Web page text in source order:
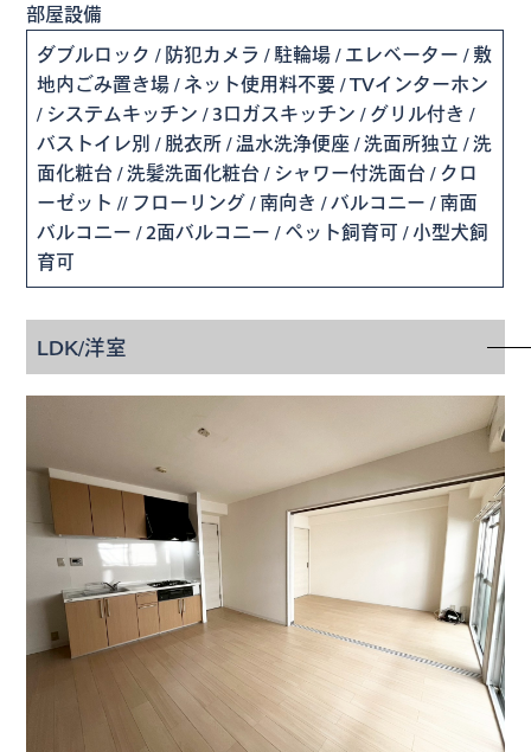
部屋設備
ダブルロック / 防犯カメラ / 駐輪場 / エレベーター / 敷
地内ごみ置き場 / ネット使用料不要 / TVインターホン
/ システムキッチン / 3口ガスキッチン / グリル付き /
バストイレ別 / 脱衣所 / 温水洗浄便座 / 洗面所独立 / 洗
面化粧台 / 洗髪洗面化粧台 / シャワー付洗面台 / クロ
ーゼット // フローリング / 南向き / バルコニー / 南面
バルコニー / 2面バルコニー / ペット飼育可 / 小型犬飼
育可
LDK/洋室